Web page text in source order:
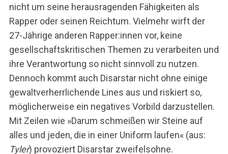
nicht um seine herausragenden Fähigkeiten als
Rapper oder seinen Reichtum. Vielmehr wirft der
27-Jährige anderen Rapper:innen vor, keine
gesellschaftskritischen Themen zu verarbeiten und
ihre Verantwortung so nicht sinnvoll zu nutzen.
Dennoch kommt auch Disarstar nicht ohne einige
gewaltverherrlichende Lines aus und riskiert so,
möglicherweise ein negatives Vorbild darzustellen.
Mit Zeilen wie »Darum schmeißen wir Steine auf
alles und jeden, die in einer Uniform laufen« (aus:
Tyler) provoziert Disarstar zweifelsohne.